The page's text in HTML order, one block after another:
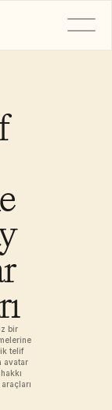
bir
telif
avatar